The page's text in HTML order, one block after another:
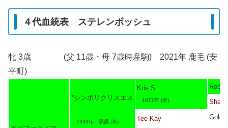
４代血統表 ステレンボッシュ
牝 3歳 (父 11歳・母 7歳時産駒) 2021年 鹿毛 (安
平町)
*シンボリクリスエス
1999年 黒鹿 (米)
Kris S.
1977年 (米)
Sharp
Tee Kay Gold